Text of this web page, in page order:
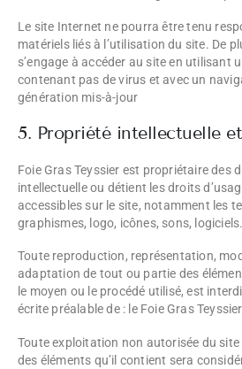
Le site Internet ne pourra être tenu
matériels liés à l’utilisation du site. De
s’engage à accéder au site en utilisant
contenant pas de virus et avec un
génération mis-à-jour
5. Propriété intellectuelle
Foie Gras Teyssier est propriétaire des
intellectuelle ou détient les droits
accessibles sur le site, notamment les
graphismes, logo, icônes, sons, logiciels.
Toute reproduction, représentation,
adaptation de tout ou partie des
le moyen ou le procédé utilisé, est
écrite préalable de : le Foie Gras Teyssier
Toute exploitation non autorisée du site
des éléments qu’il contient sera